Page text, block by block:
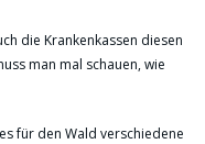
die Krankenkassen diesen
man mal schauen, wie
für den Wald verschiedene